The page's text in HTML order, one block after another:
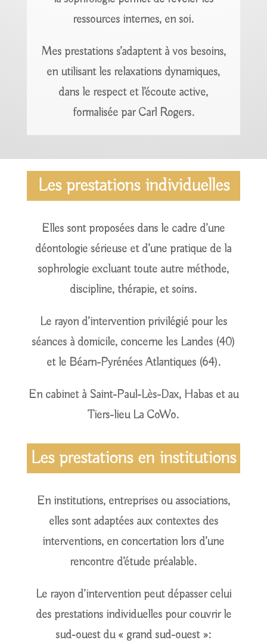
ressources internes, en soi.
Mes prestations s’adaptent à vos besoins,
en utilisant les relaxations dynamiques,
dans le respect et l’écoute active,
formalisée par Carl Rogers.
Les prestations individuelles
Elles sont proposées dans le cadre d’une
déontologie sérieuse et d’une pratique de la
sophrologie excluant toute autre méthode,
discipline, thérapie, et soins.
Le rayon d’intervention privilégié pour les
séances à domicile, concerne les Landes (40)
et le Béarn-Pyrénées Atlantiques (64).
En cabinet à Saint-Paul-Lès-Dax, Habas et au
Tiers-lieu La CoWo.
Les prestations en institutions
En institutions, entreprises ou associations,
elles sont adaptées aux contextes des
interventions, en concertation lors d’une
rencontre d’étude préalable.
Le rayon d’intervention peut dépasser celui
des prestations individuelles pour couvrir le
sud-ouest du « grand sud-ouest »: